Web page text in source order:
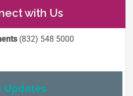
with Us
(832) 548 5000
Updates